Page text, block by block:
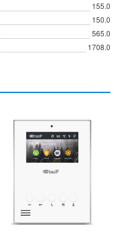
155.0
150.0
565.0
1708.0